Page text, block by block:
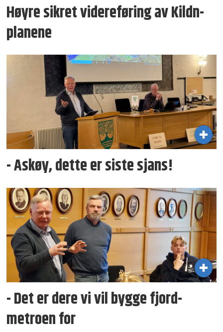
Høyre sikret videreføring av Kildn-
planene
- Askøy, dette er siste sjans!
- Det er dere vi vil bygge fjord­
metroen for